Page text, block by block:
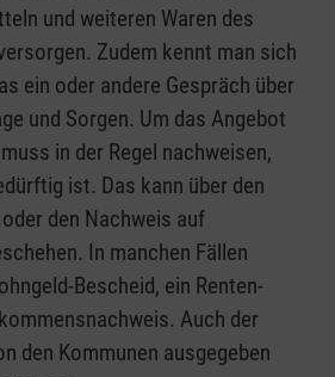
und weiteren Waren des
Zudem kennt man sich
ein oder andere Gespräch über
und Sorgen. Um das Angebot
in der Regel nachweisen,
ist. Das kann über den
den Nachweis auf
In manchen Fällen
Bescheid, ein Renten-
Auch der
den Kommunen ausgegeben